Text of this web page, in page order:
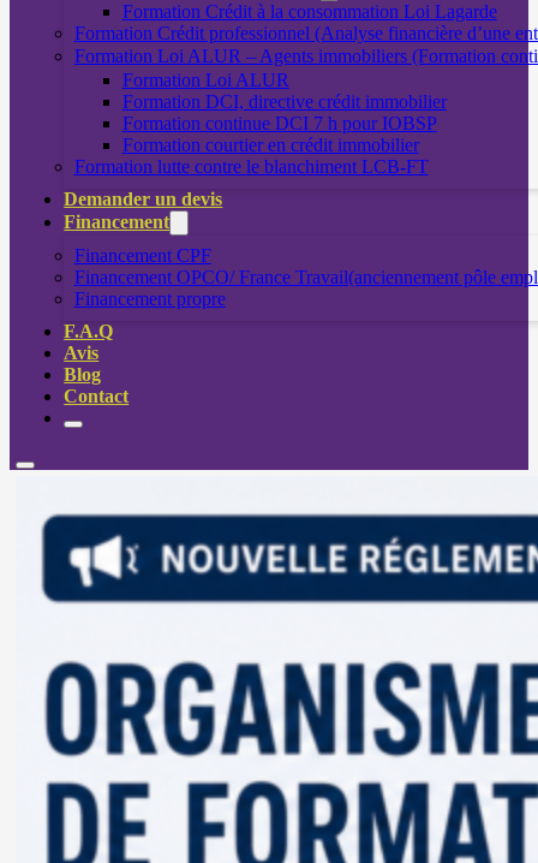
Formation Crédit à la consommation Loi Lagarde
Formation Crédit professionnel (Analyse financière d’une
Formation Loi ALUR – Agents immobiliers (Formation
Formation Loi ALUR
Formation DCI, directive crédit immobilier
Formation continue DCI 7 h pour IOBSP
Formation courtier en crédit immobilier
Formation lutte contre le blanchiment LCB-FT
Demander un devis
Financement
Financement CPF
Financement OPCO/ France Travail(anciennement pôle
Financement propre
F.A.Q
Avis
Blog
Contact